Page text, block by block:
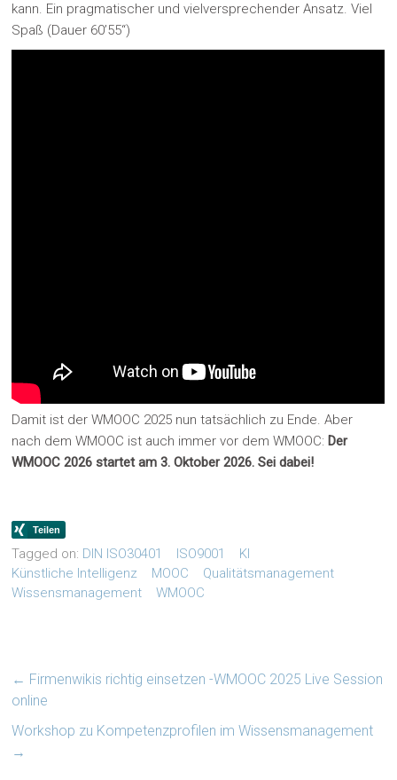
kann. Ein pragmatischer und vielversprechender Ansatz. Viel
Spaß (Dauer 60’55“)
Damit ist der WMOOC 2025 nun tatsächlich zu Ende. Aber
nach dem WMOOC ist auch immer vor dem WMOOC: Der
WMOOC 2026 startet am 3. Oktober 2026. Sei dabei!
Tagged on: DIN ISO30401 ISO9001
KI
Künstliche Intelligenz
MOOC
Qualitätsmanagement
Wissensmanagement
WMOOC
← Firmenwikis richtig einsetzen -WMOOC 2025 Live Session
online
Workshop zu Kompetenzprofilen im Wissensmanagement
→